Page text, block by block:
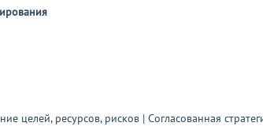
целей, ресурсов, рисков | Согласованная